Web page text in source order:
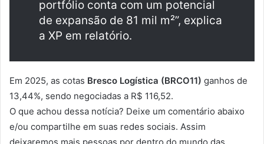
portfólio conta com um potencial
de expansão de 81 mil m²”, explica
a XP em relatório.
Em 2025, as cotas Bresco Logística (BRCO11) ganhos de
13,44%, sendo negociadas a R$ 116,52.
O que achou dessa notícia? Deixe um comentário abaixo
e/ou compartilhe em suas redes sociais. Assim